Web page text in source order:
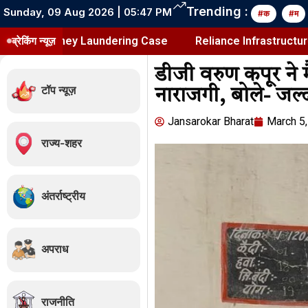
Sunday, 09 Aug 2026 | 05:47 PM Trending : #क #म
ब्रेकिंग न्यूज़
Laundering Case Reliance Infrastructure Money
टॉप न्यूज़
राज्य-शहर
अंतर्राष्ट्रीय
अपराध
राजनीति
डीजी वरुण कपूर ने
नाराजगी, बोले-
Jansarokar Bharat March